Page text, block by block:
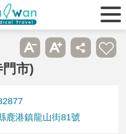
市)
鹿港鎮龍山街81號